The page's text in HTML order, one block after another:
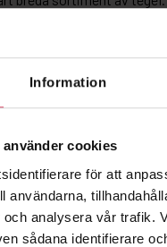
Information
cookies
för att
användarna,
analysera vår trafik.
sådana identifierare
Du kan även blanda olika
och applicera till din 3D-
hur du lägger in